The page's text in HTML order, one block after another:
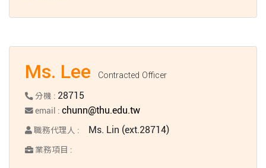
Ms. Lee Contracted Officer
分機 : 28715
email :chunn@thu.edu.tw
職務代理人 : Ms. Lin (ext.28714)
業務項目 :